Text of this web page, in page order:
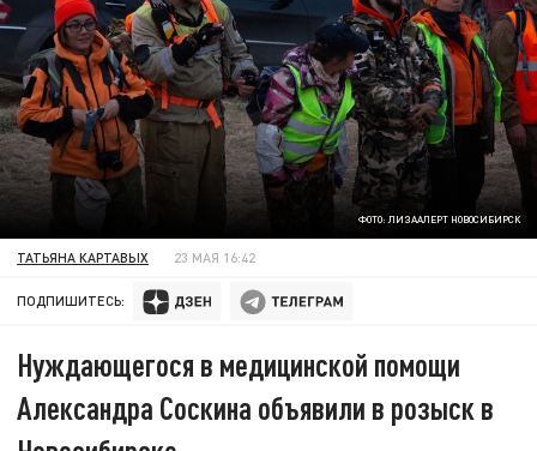
ФОТО: ЛИЗААЛЕРТ НОВОСИБИРСК
ТАТЬЯНА КАРТАВЫХ 23 МАЯ 16:42
ПОДПИШИТЕСЬ:
Нуждающегося в медицинской помощи
Александра Соскина объявили в розыск в